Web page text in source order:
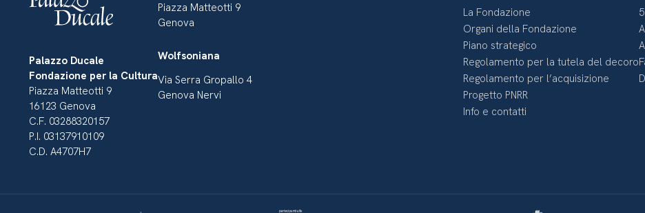
Palazzo Ducale
Fondazione per la Cultura
Piazza Matteotti 9
16123 Genova
C.F. 03288320157
P.I. 03137910109
C.D. A4707H7
Piazza Matteotti 9
Genova
Wolfsoniana
Via Serra Gropallo 4
Genova Nervi
La Fondazione
Organi della Fondazione
Piano strategico
Regolamento per la tutela del decoro
Regolamento per l’acquisizione
Progetto PNRR
Info e contatti